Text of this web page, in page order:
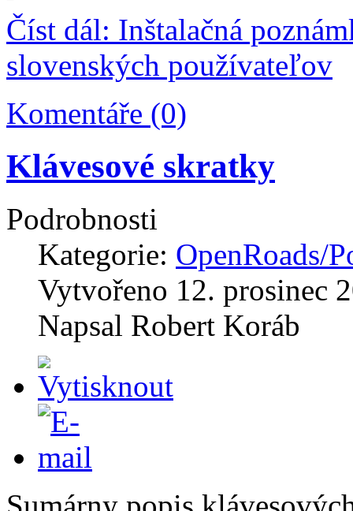
Číst dál: Inštalačná
slovenských používateľov
Komentáře (0)
Klávesové skratky
Podrobnosti
Kategorie: OpenRoads/
Vytvořeno 12. prosinec
Napsal Robert Koráb